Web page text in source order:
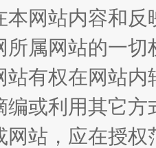
开幕 规模
本网站内容和
所属网站的一
站有权在网站
编或利用其它
网站，应在授